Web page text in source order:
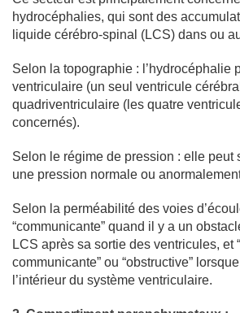
hydrocéphalies, qui sont des
liquide cérébro-spinal (LCS) dans ou
Selon la topographie : l’hydrocéphalie
ventriculaire (un seul ventricule
quadriventriculaire (les quatre
concernés).
Selon le régime de pression : elle peut
une pression normale ou
Selon la perméabilité des voies
“communicante” quand il y a un
LCS après sa sortie des ventricules, et
communicante” ou “obstructive”
l’intérieur du système ventriculaire.